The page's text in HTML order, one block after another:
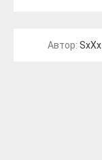
Автор: SxXx